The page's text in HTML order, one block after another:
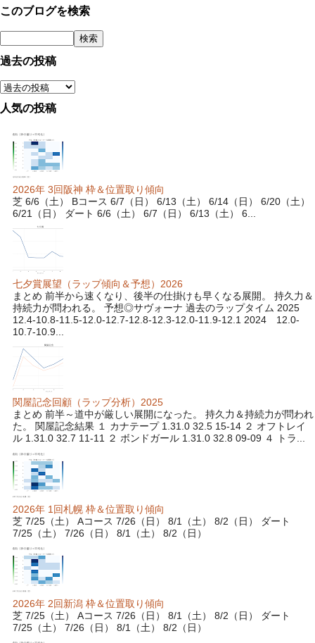
このブログを検索
過去の投稿
人気の投稿
2026年 3回阪神 枠＆位置取り傾向
芝 6/6（土） Bコース 6/7（日） 6/13（土） 6/14（日） 6/20（土）
6/21（日） ダート 6/6（土） 6/7（日） 6/13（土） 6...
七夕賞展望（ラップ傾向＆予想）2026
まとめ 前半から速くなり、後半の仕掛けも早くなる展開。 持久力＆
持続力が問われる。 予想◎サヴォーナ 過去のラップタイム 2025
12.4-10.8-11.5-12.0-12.7-12.8-12.3-12.0-11.9-12.1 2024 12.0-
10.7-10.9...
関屋記念回顧（ラップ分析）2025
まとめ 前半～道中が厳しい展開になった。 持久力＆持続力が問われ
た。 関屋記念結果 １ カナテープ 1.31.0 32.5 15-14 ２ オフトレイ
ル 1.31.0 32.7 11-11 ２ ボンドガール 1.31.0 32.8 09-09 ４ トラ...
2026年 1回札幌 枠＆位置取り傾向
芝 7/25（土） Aコース 7/26（日） 8/1（土） 8/2（日） ダート
7/25（土） 7/26（日） 8/1（土） 8/2（日）
2026年 2回新潟 枠＆位置取り傾向
芝 7/25（土） Aコース 7/26（日） 8/1（土） 8/2（日） ダート
7/25（土） 7/26（日） 8/1（土） 8/2（日）